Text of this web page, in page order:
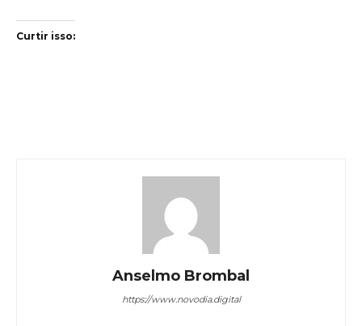
Curtir isso:
Anselmo Brombal
https://www.novodia.digital